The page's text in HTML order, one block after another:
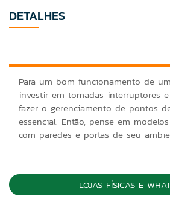
DETALHES
Para um bom funcionamento de
investir em tomadas interruptores
fazer o gerenciamento de pontos
essencial. Então, pense em
com paredes e portas de seu
LOJAS FÍSICAS E